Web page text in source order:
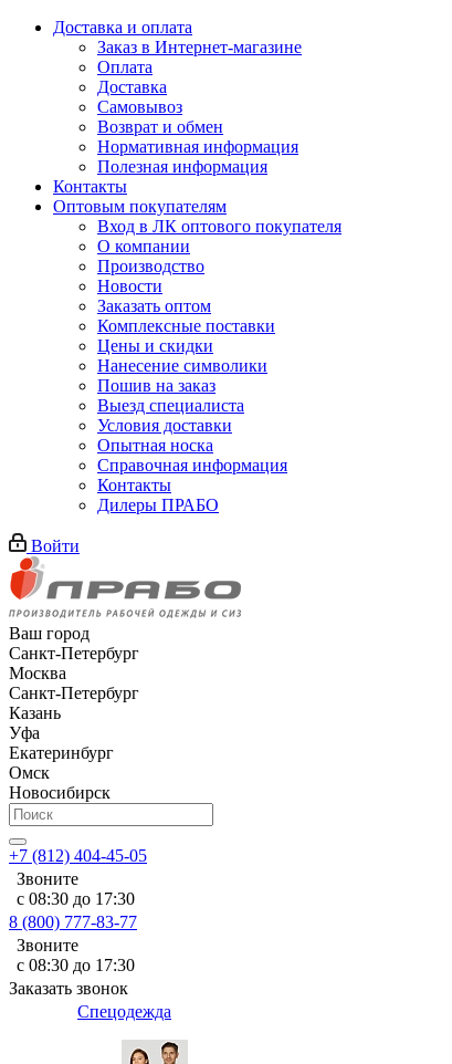
Доставка и оплата
Заказ в Интернет-магазине
Оплата
Доставка
Самовывоз
Возврат и обмен
Нормативная информация
Полезная информация
Контакты
Оптовым покупателям
Вход в ЛК оптового покупателя
О компании
Производство
Новости
Заказать оптом
Комплексные поставки
Цены и скидки
Нанесение символики
Пошив на заказ
Выезд специалиста
Условия доставки
Опытная носка
Справочная информация
Контакты
Дилеры ПРАБО
Войти
Ваш город
Санкт-Петербург
Москва
Санкт-Петербург
Казань
Уфа
Екатеринбург
Омск
Новосибирск
+7 (812) 404-45-05
Звоните
с 08:30 до 17:30
8 (800) 777-83-77
Звоните
с 08:30 до 17:30
Заказать звонок
Спецодежда